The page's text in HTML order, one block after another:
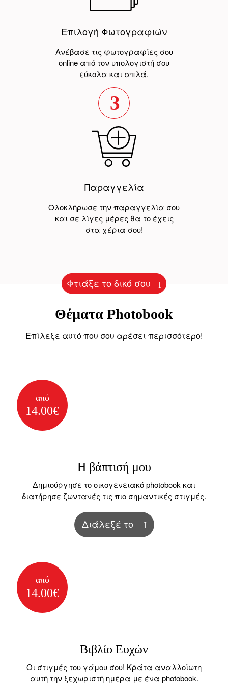
Επιλογή Φωτογραφιών
Ανέβασε τις φωτογραφίες σου
online από τον υπολογιστή σου
εύκολα και απλά.
3
Παραγγελία
Ολοκλήρωσε την παραγγελία σου
και σε λίγες μέρες θα το έχεις
στα χέρια σου!
Φτιάξε το δικό σου
Θέµατα Photobook
Επίλεξε αυτό που σου αρέσει περισσότερο!
από
14.00€
Η βάπτισή μου
Δημιούργησε το οικογενειακό photobook και
διατήρησε ζωντανές τις πιο σημαντικές στιγμές.
Διάλεξέ το
από
14.00€
Βιβλίο Ευχών
Οι στιγμές του γάμου σου! Κράτα αναλλοίωτη
αυτή την ξεχωριστή ημέρα με ένα photobook.